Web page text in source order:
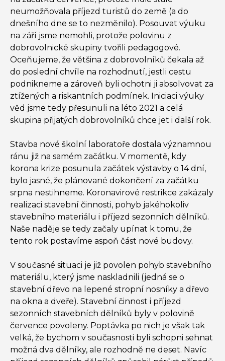
neumožňovala příjezd turistů do země (a do
dnešního dne se to nezměnilo). Posouvat výuku
na září jsme nemohli, protože polovinu z
dobrovolnické skupiny tvořili pedagogové.
Oceňujeme, že většina z dobrovolníků čekala až
do poslední chvíle na rozhodnutí, jestli cestu
podnikneme a zároveň byli ochotni ji absolvovat za
ztížených a riskantních podmínek. Iniciaci výuky
věd jsme tedy přesunuli na léto 2021 a celá
skupina přijatých dobrovolníků chce jet i další rok.
Stavba nové školní laboratoře dostala významnou
ránu již na samém začátku. V momentě, kdy
korona krize posunula začátek výstavby o 14 dní,
bylo jasné, že plánované dokončení za začátku
srpna nestihneme. Koronavirové restrikce zakázaly
realizaci stavební činnosti, pohyb jakéhokoliv
stavebního materiálu i příjezd sezonních dělníků.
Naše naděje se tedy začaly upínat k tomu, že
tento rok postavíme aspoň část nové budovy.
V současné situaci je již povolen pohyb stavebního
materiálu, který jsme naskladnili (jedná se o
stavební dřevo na lepené stropní nosníky a dřevo
na okna a dveře). Stavební činnost i příjezd
sezonních stavebních dělníků byly v polovině
července povoleny. Poptávka po nich je však tak
velká, že bychom v současnosti byli schopni sehnat
možná dva dělníky, ale rozhodně ne deset. Navíc